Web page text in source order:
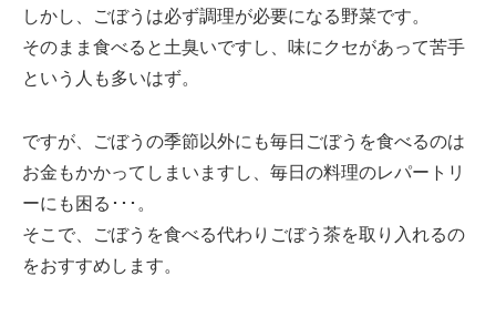
しかし、ごぼうは必ず調理が必要になる野菜です。
そのまま食べると土臭いですし、味にクセがあって苦手
という人も多いはず。
ですが、ごぼうの季節以外にも毎日ごぼうを食べるのは
お金もかかってしまいますし、毎日の料理のレパートリ
ーにも困る･･･。
そこで、ごぼうを食べる代わりごぼう茶を取り入れるの
をおすすめします。